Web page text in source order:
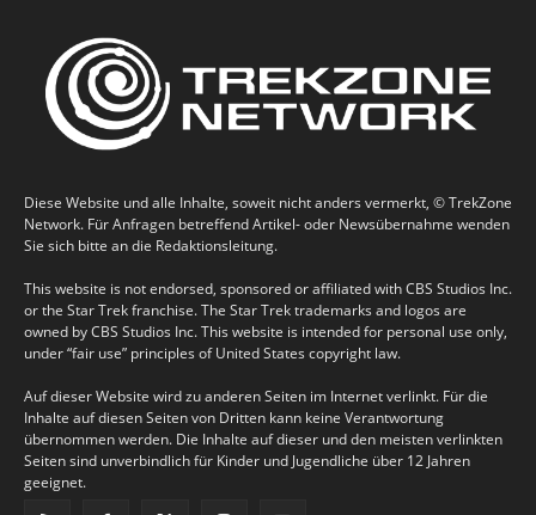
Diese Website und alle Inhalte, soweit nicht anders vermerkt, © TrekZone
Network. Für Anfragen betreffend Artikel- oder Newsübernahme wenden
Sie sich bitte an die Redaktionsleitung.
This website is not endorsed, sponsored or affiliated with CBS Studios Inc.
or the Star Trek franchise. The Star Trek trademarks and logos are
owned by CBS Studios Inc. This website is intended for personal use only,
under “fair use” principles of United States copyright law.
Auf dieser Website wird zu anderen Seiten im Internet verlinkt. Für die
Inhalte auf diesen Seiten von Dritten kann keine Verantwortung
übernommen werden. Die Inhalte auf dieser und den meisten verlinkten
Seiten sind unverbindlich für Kinder und Jugendliche über 12 Jahren
geeignet.